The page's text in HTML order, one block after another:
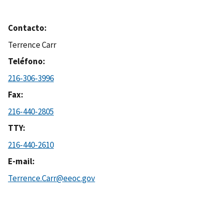
Contacto
Terrence Carr
Teléfono
216-306-3996
Fax
216-440-2805
TTY
216-440-2610
E-mail
Terrence.Carr@eeoc.gov